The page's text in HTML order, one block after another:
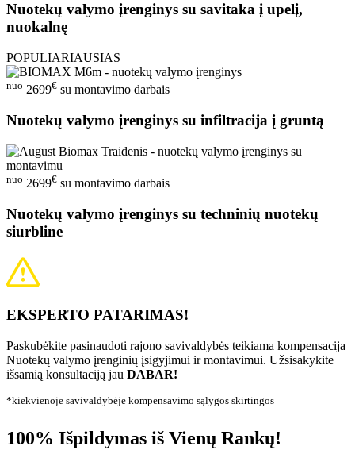
Nuotekų valymo įrenginys su savitaka į upelį,
nuokalnę
POPULIARIAUSIAS
nuo 2699€ su montavimo darbais
Nuotekų valymo įrenginys su infiltracija į gruntą
nuo 2699€ su montavimo darbais
Nuotekų valymo įrenginys su techninių nuotekų
siurbline
EKSPERTO PATARIMAS!
Paskubėkite pasinaudoti rajono savivaldybės teikiama kompensacija
Nuotekų valymo įrenginių įsigyjimui ir montavimui. Užsisakykite
išsamią konsultaciją jau DABAR!
*kiekvienoje savivaldybėje kompensavimo sąlygos skirtingos
100% Išpildymas iš Vienų Rankų!